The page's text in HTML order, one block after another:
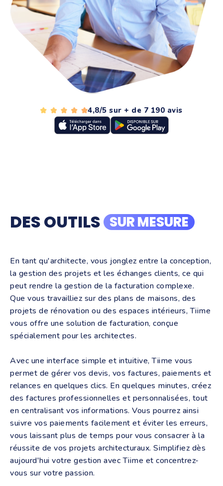
4,8/5 sur + de 7 190 avis
DES OUTILS SUR MESURE
En tant qu'architecte, vous jonglez entre la conception,
la gestion des projets et les échanges clients, ce qui
peut rendre la gestion de la facturation complexe.
Que vous travailliez sur des plans de maisons, des
projets de rénovation ou des espaces intérieurs, Tiime
vous offre une solution de facturation, conçue
spécialement pour les architectes.
Avec une interface simple et intuitive, Tiime vous
permet de gérer vos devis, vos factures, paiements et
relances en quelques clics. En quelques minutes, créez
des factures professionnelles et personnalisées, tout
en centralisant vos informations. Vous pourrez ainsi
suivre vos paiements facilement et éviter les erreurs,
vous laissant plus de temps pour vous consacrer à la
réussite de vos projets architecturaux. Simplifiez dès
aujourd'hui votre gestion avec Tiime et concentrez-
vous sur votre passion.